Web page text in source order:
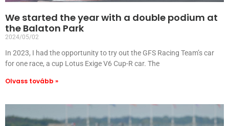
We started the year with a double podium at
the Balaton Park
2024/05/02
In 2023, I had the opportunity to try out the GFS Racing Team’s car
for one race, a cup Lotus Exige V6 Cup-R car. The
Olvass tovább »